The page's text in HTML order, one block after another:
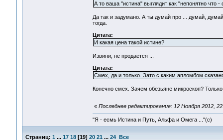
А то ваша "истина" выглядит как "непонятно что -
Да так и задумано. А ты думай про ... думай,
тогда.
Цитата:
И какая цена такой истине?
Извини, не продается ...
Цитата:
Смех, да и только. Зато с каким апломбом
Конечно смех. Зачем обезьяне микроскоп?
« Последнее редактирование: 12 Ноября 2012,
"Я - есмь Истина и Путь, Альфа и Омега ..."(с)
Страниц: 1 ... 17 18[19] 20 21 ... 24 Все